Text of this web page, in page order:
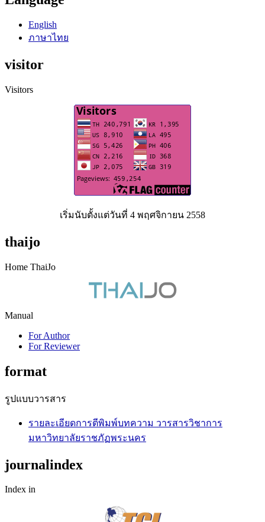
English
ภาษาไทย
visitor
Visitors
เริ่มนับตั้งแต่วันที่ 4 พฤศจิกายน 2558
thaijo
Home ThaiJo
Manual
For Author
For Reviewer
format
รูปแบบวารสาร
รายละเอียดการตีพิมพ์บทความ วารสารวิชาการ
มหาวิทยาลัยราชภัฏพระนคร
journalindex
Index in